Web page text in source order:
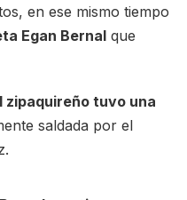
en ese mismo tiempo
Egan Bernal que
zipaquireño tuvo una
saldada por el